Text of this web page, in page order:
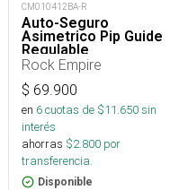
CM010412BA-R
Auto-Seguro
Asimetrico Pip Guide
Regulable
Rock Empire
$ 69.900
en 6cuotas de $11.650sin
interés
ahorras $2.800 por
transferencia.
Disponible